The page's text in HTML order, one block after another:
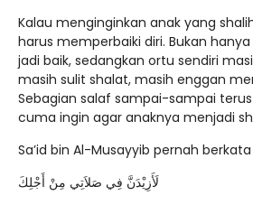
Kalau menginginkan anak yang
harus memperbaiki diri. Bukan
jadi baik, sedangkan ortu sendiri
masih sulit shalat, masih enggan
Sebagian salaf sampai-sampai
cuma ingin agar anaknya menjadi
Sa’id bin Al-Musayyib pernah
لَأَزِيْدَنَّ فِي صَلاَتِي مِنْ أَجْلِكَ